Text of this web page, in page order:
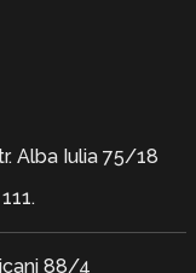
Alba Iulia 75/18
.
88/4